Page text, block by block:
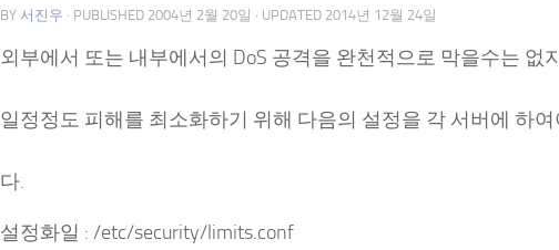
BY 서진우 · PUBLISHED 2004년 2월 20일 · UPDATED 2014년 12월 24일
외부에서 또는 내부에서의 DoS 공격을 완천적으로 막을수는 없
일정정도 피해를 최소화하기 위해 다음의 설정을 각 서버에 하여
다.
설정화일 : /etc/security/limits.conf